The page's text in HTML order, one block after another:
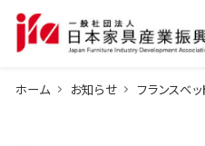
ホーム お知らせ フランスベ